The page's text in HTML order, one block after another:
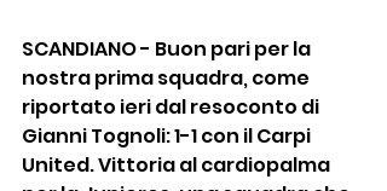
SCANDIANO - Buon pari per la
nostra prima squadra, come
riportato ieri dal resoconto di
Gianni Tognoli: 1-1 con il Carpi
United. Vittoria al cardiopalma